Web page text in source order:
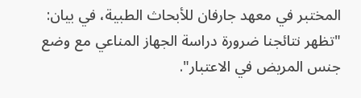
المختبر في معهد جارفان للأبحاث الطبية، في بيان:
"تظهر نتائجنا ضرورة دراسة الجهاز المناعي مع وضع
جنس المريض في الاعتبار".